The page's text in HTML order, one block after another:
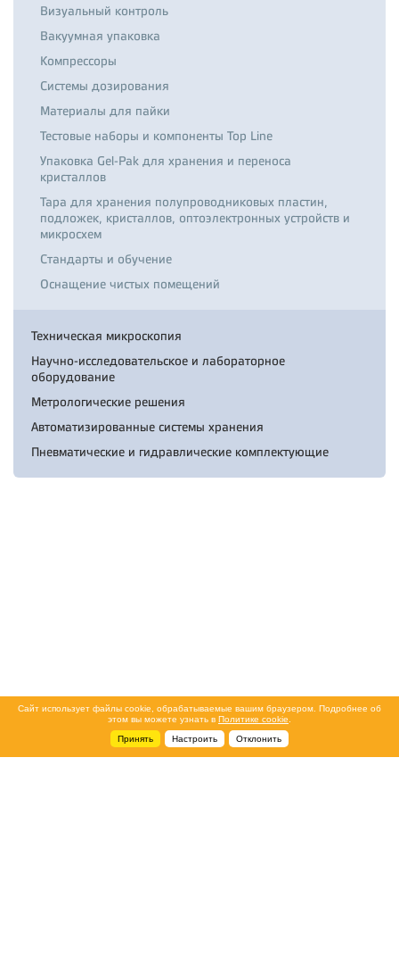
Визуальный контроль
Вакуумная упаковка
Компрессоры
Системы дозирования
Материалы для пайки
Тестовые наборы и компоненты Top Line
Упаковка Gel-Pak для хранения и переноса
кристаллов
Тара для хранения полупроводниковых пластин,
подложек, кристаллов, оптоэлектронных устройств и
микросхем
Стандарты и обучение
Оснащение чистых помещений
Техническая микроскопия
Научно-исследовательское и лабораторное
оборудование
Метрологические решения
Автоматизированные системы хранения
Пневматические и гидравлические комплектующие
Сайт использует файлы cookie, обрабатываемые вашим браузером. Подробнее об
этом вы можете узнать в Политике cookie
Принять
Настроить Отклонить